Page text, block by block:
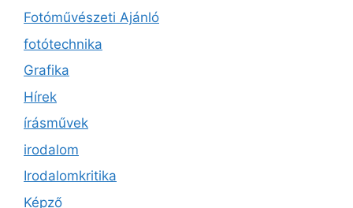
Fotóművészeti Ajánló
fotótechnika
Grafika
Hírek
írásművek
irodalom
Irodalomkritika
Képző